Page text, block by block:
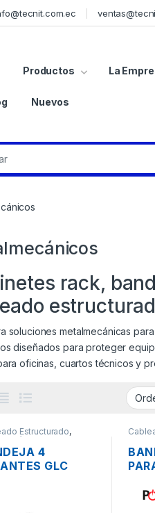
Productos La
Nuevos
rack,
soluciones metalmecánicas
diseñados para proteger
oficinas, cuartos técnicos y
Estructurado,
4
GLC